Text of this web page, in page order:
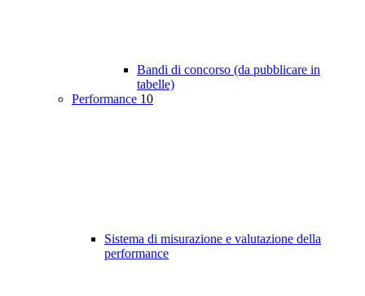
Bandi di concorso (da pubblicare in
tabelle)
Performance 10
Sistema di misurazione e valutazione della
performance